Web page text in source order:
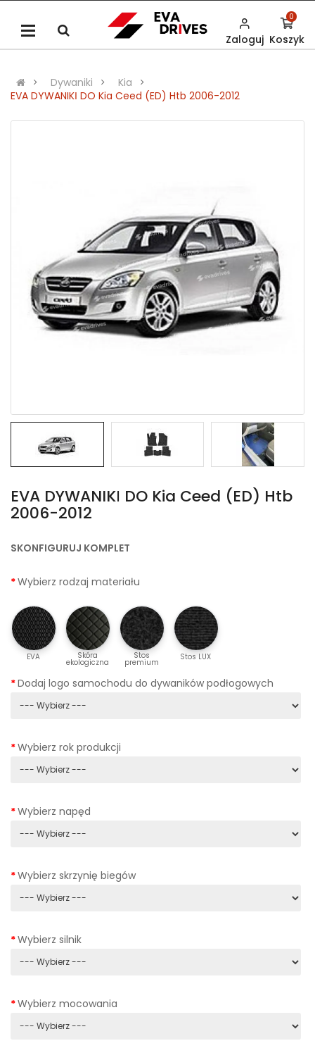
Zaloguj Koszyk
0
Dywaniki
Kia
EVA DYWANIKІ DO Kia Ceed (ED) Htb 2006-2012
EVA DYWANIKІ DO Kia Ceed (ED) Htb
2006-2012
SKONFIGURUJ KOMPLET
Wybierz rodzaj materiału
EVA Skóra
ekologiczna
Stos
premium
Stos LUX
Dodaj logo samochodu do dywaników podłogowych
Wybierz rok produkcji
Wybierz napęd
Wybierz skrzynię biegów
Wybierz silnik
Wybierz mocowania